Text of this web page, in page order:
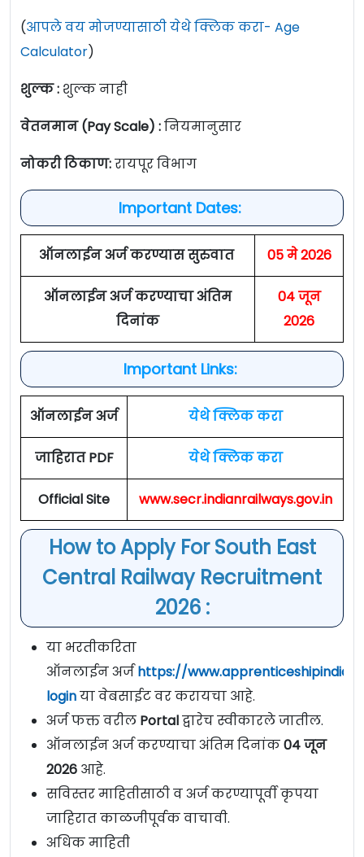
(आपले वय मोजण्यासाठी येथे क्लिक करा- Age
Calculator)
शुल्क : शुल्क नाही
वेतनमान (Pay Scale) :नियमानुसार
नोकरी ठिकाण:रायपूर विभाग
Important Dates:
ऑनलाईन अर्ज करण्यास सुरुवात 05 मे 2026
ऑनलाईन अर्ज करण्याचा अंतिम
दिनांक
04 जून
2026
Important Links:
ऑनलाईन अर्ज येथे क्लिक करा
जाहिरात PDF येथे क्लिक करा
Official Site www.secr.indianrailways.gov.in
How to Apply For South East
Central Railway Recruitment
2026 :
या भरतीकरिता
ऑनलाईन अर्जhttps://
loginया वेबसाईट वर करायचा आहे.
अर्ज फक्त वरील Portalद्वारेच स्वीकारले जातील.
ऑनलाईन अर्ज करण्याचा अंतिम दिनांक04 जून
2026 आहे.
सविस्तर माहितीसाठी व अर्ज करण्यापूर्वी कृपया
जाहिरात काळजीपूर्वक वाचावी.
अधिक माहिती